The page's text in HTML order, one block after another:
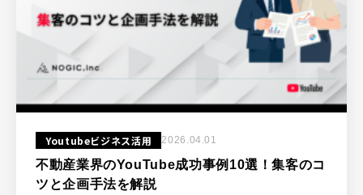
Youtubeビジネス活用 2026.04.01
不動産業界のYouTube成功事例10選！集客のコ
ツと企画手法を解説